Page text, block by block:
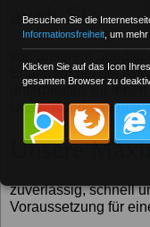
auch Sie...
Erfahrung bei der
unterbreiten wir
Unser Kundendienst
Unsere
zuverlässig, schnell
Voraussetzung für
Besuchen Sie die
Informationsfreiheit, um
Klicken Sie auf das Icon
gesamten Browser zu